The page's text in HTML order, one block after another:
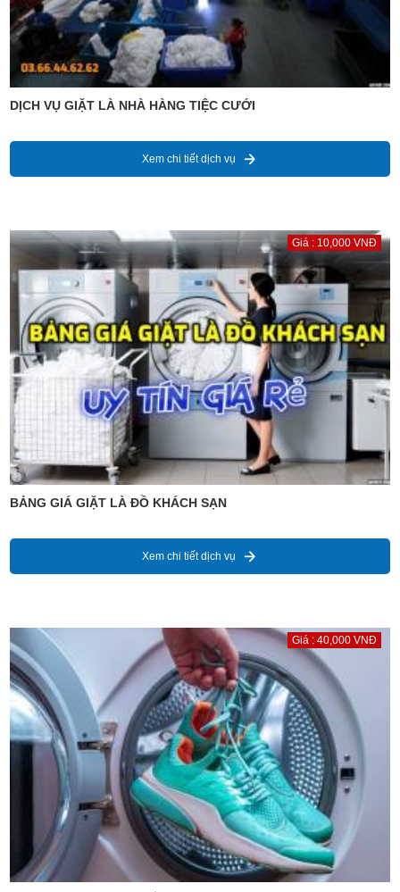
DỊCH VỤ GIẶT LÀ NHÀ HÀNG TIỆC CƯỚI
Xem chi tiết dịch vụ
Giá : 10,000 VNĐ
BẢNG GIÁ GIẶT LÀ ĐỒ KHÁCH SẠN
Xem chi tiết dịch vụ
Giá : 40,000 VNĐ